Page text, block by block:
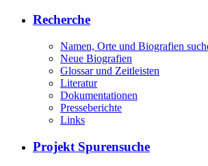
Recherche
Namen, Orte und Biografien
Neue Biografien
Glossar und Zeitleisten
Literatur
Dokumentationen
Presseberichte
Links
Projekt Spurensuche